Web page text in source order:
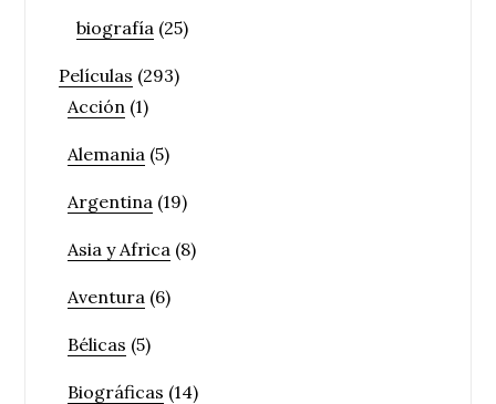
biografía (25)
Películas (293)
Acción (1)
Alemania (5)
Argentina (19)
Asia y Africa (8)
Aventura (6)
Bélicas (5)
Biográficas (14)